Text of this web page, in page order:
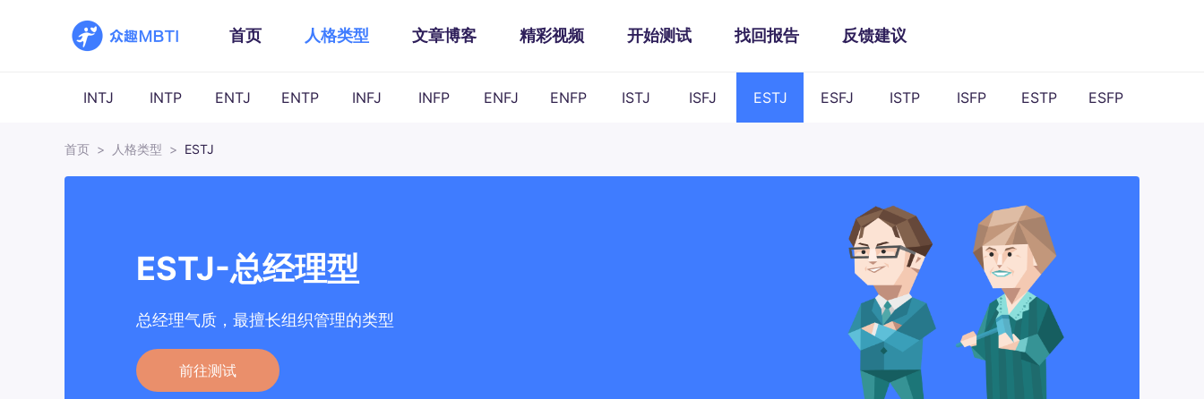
首页 人格类型 文章博客 精彩视频 开始测试 找回报告 反馈建议
INTJ INTP ENTJ ENTP INFJ INFP ENFJ ENFP ISTJ ISFJ ESTJ ESFJ ISTP ISFP ESTP ESFP
首页 > 人格类型 > ESTJ
ESTJ-总经理型
总经理气质，最擅长组织管理的类型
前往测试